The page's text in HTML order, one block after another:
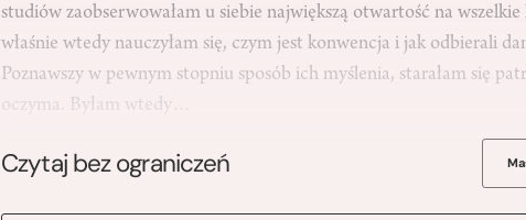
studiów zaobserwowałam u siebie największą otwartość na
właśnie wtedy nauczyłam się, czym jest konwencja i jak odbierali
Poznawszy w pewnym stopniu sposób ich myślenia, starałam się
oczyma. Byłam wtedy…
Czytaj bez ograniczeń